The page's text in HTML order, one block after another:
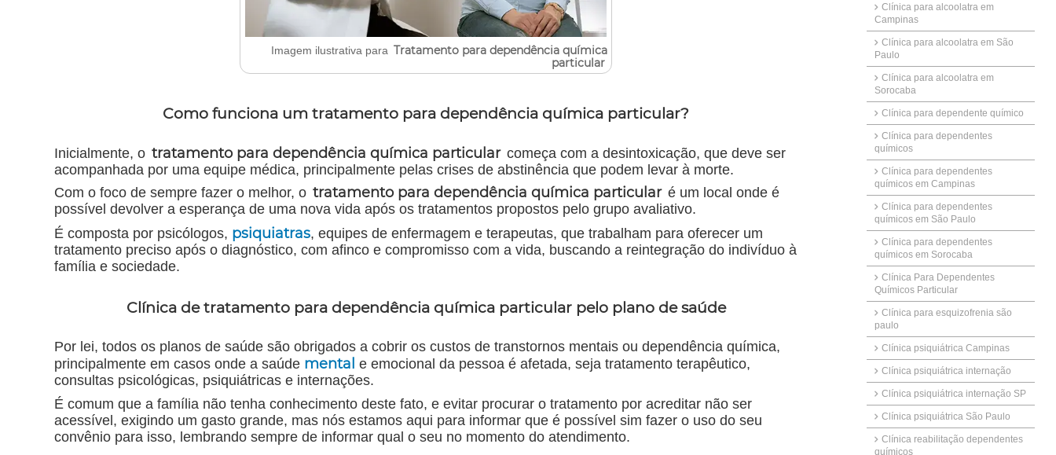
Imagem ilustrativa para Tratamento para dependência química
particular
Como funciona um tratamento para dependência química particular?
Inicialmente, o tratamento para dependência química particular começa com a desintoxicação, que deve ser
acompanhada por uma equipe médica, principalmente pelas crises de abstinência que podem levar à morte.
Com o foco de sempre fazer o melhor, o tratamento para dependência química particular é um local onde é
possível devolver a esperança de uma nova vida após os tratamentos propostos pelo grupo avaliativo.
É composta por psicólogos, psiquiatras, equipes de enfermagem e terapeutas, que trabalham para oferecer um
tratamento preciso após o diagnóstico, com afinco e compromisso com a vida, buscando a reintegração do indivíduo à
família e sociedade.
Clínica de tratamento para dependência química particular pelo plano de saúde
Por lei, todos os planos de saúde são obrigados a cobrir os custos de transtornos mentais ou dependência química,
principalmente em casos onde a saúde mental e emocional da pessoa é afetada, seja tratamento terapêutico,
consultas psicológicas, psiquiátricas e internações.
É comum que a família não tenha conhecimento deste fato, e evitar procurar o tratamento por acreditar não ser
acessível, exigindo um gasto grande, mas nós estamos aqui para informar que é possível sim fazer o uso do seu
convênio para isso, lembrando sempre de informar qual o seu no momento do atendimento.
Clínica para alcoolatra em
Campinas
Clínica para alcoolatra em São
Paulo
Clínica para alcoolatra em
Sorocaba
Clínica para dependente químico
Clínica para dependentes
químicos
Clínica para dependentes
químicos em Campinas
Clínica para dependentes
químicos em São Paulo
Clínica para dependentes
químicos em Sorocaba
Clínica Para Dependentes
Químicos Particular
Clínica para esquizofrenia são
paulo
Clínica psiquiátrica Campinas
Clínica psiquiátrica internação
Clínica psiquiátrica internação SP
Clínica psiquiátrica São Paulo
Clínica reabilitação dependentes
químicos